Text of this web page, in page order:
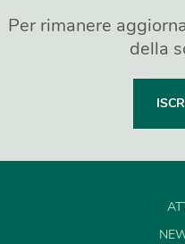
Per rimanere
della